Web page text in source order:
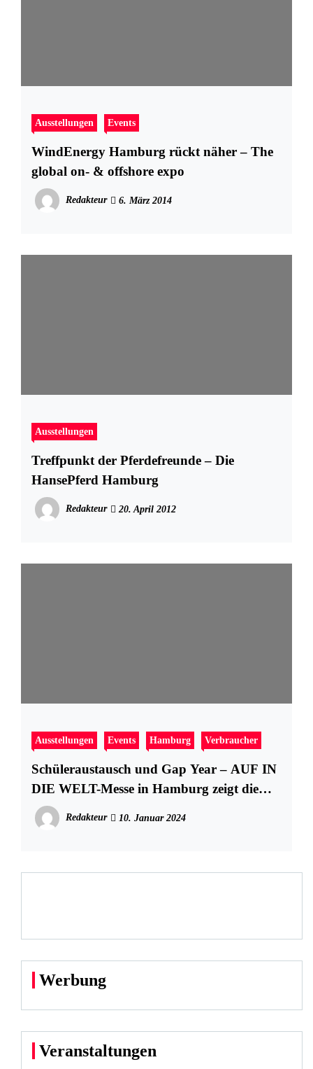
Ausstellungen Events
WindEnergy Hamburg rückt näher – The
global on- & offshore expo
Redakteur 6. März 2014
Ausstellungen
Treffpunkt der Pferdefreunde – Die
HansePferd Hamburg
Redakteur 20. April 2012
Ausstellungen Events Hamburg Verbraucher
Schüleraustausch und Gap Year – AUF IN
DIE WELT-Messe in Hamburg zeigt die
Chancen
Redakteur 10. Januar 2024
Werbung
Veranstaltungen